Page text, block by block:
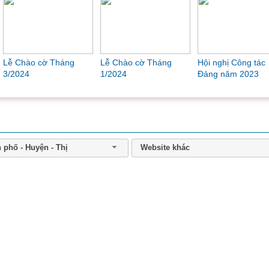
Đồng chí Nguyễn Văn Thắng được bổ nhiệm giữ
Quyết định bổ nhiệm giữ chức vụ Phó
Thủ tướng Chính phủ...
Chính phủ thường kỳ tháng 3 năm 2026
và Hội nghị Chính...
Lễ Chào cờ Tháng
11/2023
Chi Đoàn Sở Tài chính
tổ chức Lễ Hội trăng
Giao lưu bóng đá
kỷ niệm 78 năm
phố - Huyện - Thị Website khác